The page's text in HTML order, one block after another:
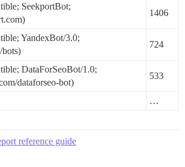
SeekportBot;
1406
YandexBot/3.0;
bots)
724
DataForSeoBot/1.0;
dataforseo-bot)
533
…
reference guide